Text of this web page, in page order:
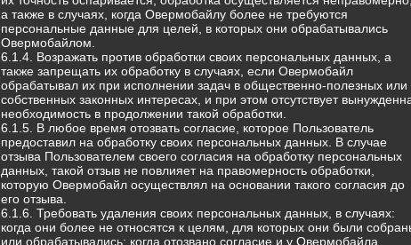
а также в случаях, когда Овермобайлу более не требуются
персональные данные для целей, в которых они обрабатывались
Овермобайлом.
6.1.4. Возражать против обработки своих персональных данных, а
также запрещать их обработку в случаях, если Овермобайл
обрабатывал их при исполнении задач в общественно-полезных или
собственных законных интересах, и при этом отсутствует
необходимость в продолжении такой обработки.
6.1.5. В любое время отозвать согласие, которое Пользователь
предоставил на обработку своих персональных данных. В случае
отзыва Пользователем своего согласия на обработку персональных
данных, такой отзыв не повлияет на правомерность обработки,
которую Овермобайл осуществлял на основании такого согласия до
его отзыва.
6.1.6. Требовать удаления своих персональных данных, в случаях:
когда они более не относятся к целям, для которых они были
или обрабатывались; когда отозвано согласие и у Овермобайла